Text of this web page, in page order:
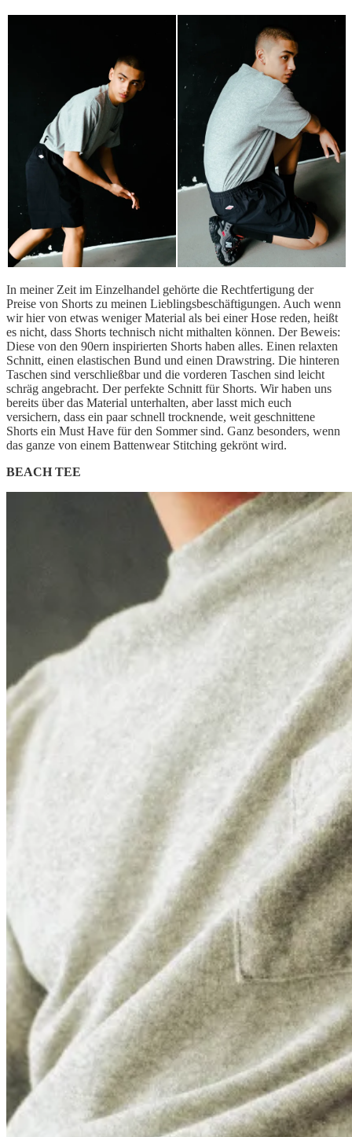
In meiner Zeit im Einzelhandel gehörte die Rechtfertigung der
Preise von Shorts zu meinen Lieblingsbeschäftigungen. Auch wenn
wir hier von etwas weniger Material als bei einer Hose reden, heißt
es nicht, dass Shorts technisch nicht mithalten können. Der Beweis:
Diese von den 90ern inspirierten Shorts haben alles. Einen relaxten
Schnitt, einen elastischen Bund und einen Drawstring. Die hinteren
Taschen sind verschließbar und die vorderen Taschen sind leicht
schräg angebracht. Der perfekte Schnitt für Shorts. Wir haben uns
bereits über das Material unterhalten, aber lasst mich euch
versichern, dass ein paar schnell trocknende, weit geschnittene
Shorts ein Must Have für den Sommer sind. Ganz besonders, wenn
das ganze von einem Battenwear Stitching gekrönt wird.
BEACH TEE